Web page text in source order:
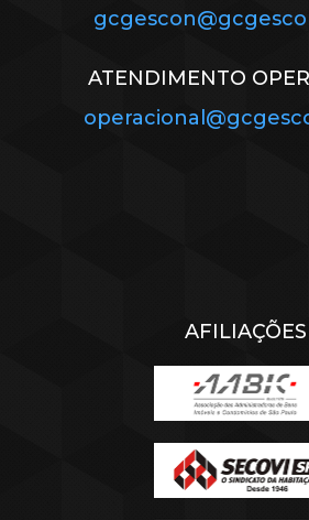
ATENDIMENTO
AFILIAÇÕES